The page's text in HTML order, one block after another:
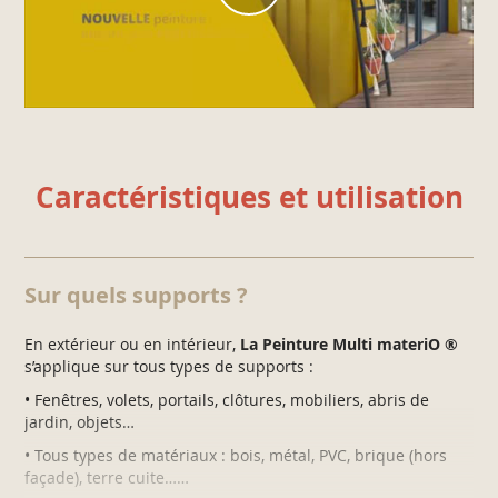
Caractéristiques et utilisation
Sur quels supports ?
En extérieur ou en intérieur, La Peinture Multi materiO ®
s’applique sur tous types de supports :
• Fenêtres, volets, portails, clôtures, mobiliers, abris de
jardin, objets…
• Tous types de matériaux : bois, métal, PVC, brique (hors
façade), terre cuite……